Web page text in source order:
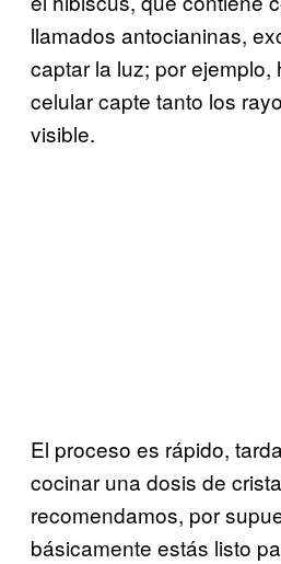
llamados antocianinas,
captar la luz; por ejemplo,
celular capte tanto los
visible.
El proceso es rápido,
cocinar una dosis de
recomendamos, por
básicamente estás listo